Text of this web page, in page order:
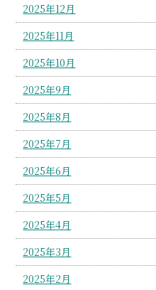
2025年12月
2025年11月
2025年10月
2025年9月
2025年8月
2025年7月
2025年6月
2025年5月
2025年4月
2025年3月
2025年2月